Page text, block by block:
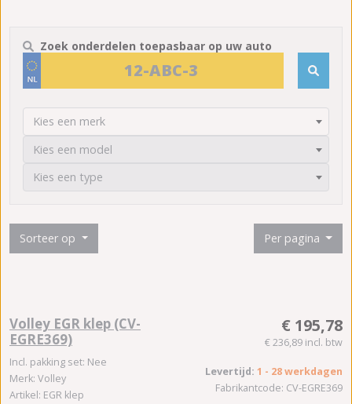
Zoek onderdelen toepasbaar op uw auto
Kies een merk
Kies een model
Kies een type
Sorteer op Per pagina
Volley EGR klep (CV-
EGRE369)
Incl. pakking set: Nee
Merk: Volley
Artikel: EGR klep
€ 195,78
€ 236,89 incl. btw
Levertijd: 1 - 28 werkdagen
Fabrikantcode: CV-EGRE369